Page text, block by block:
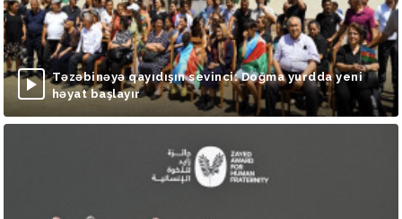
Təzəbinəyə qayıdışın sevinci: Doğma yurdda yeni
həyat başlayır